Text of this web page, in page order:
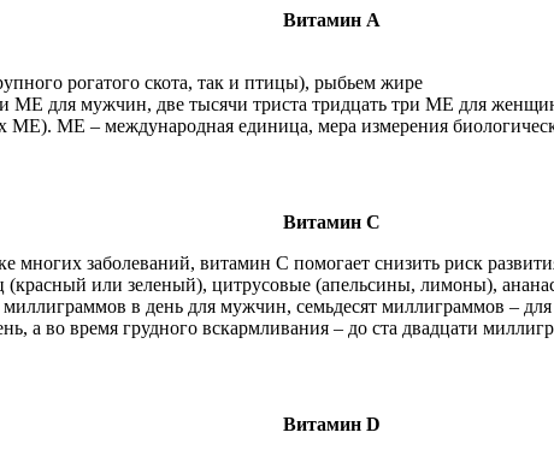
Витамин А
рогатого скота, так и птицы), рыбьем жире
МЕ для мужчин, две тысячи триста тридцать три МЕ для
МЕ). МЕ – международная единица, мера измерения
Витамин С
заболеваний, витамин С помогает снизить риск
или зеленый), цитрусовые (апельсины, лимоны),
в день для мужчин, семьдесят миллиграммов –
а во время грудного вскармливания – до ста двадцати
Витамин D